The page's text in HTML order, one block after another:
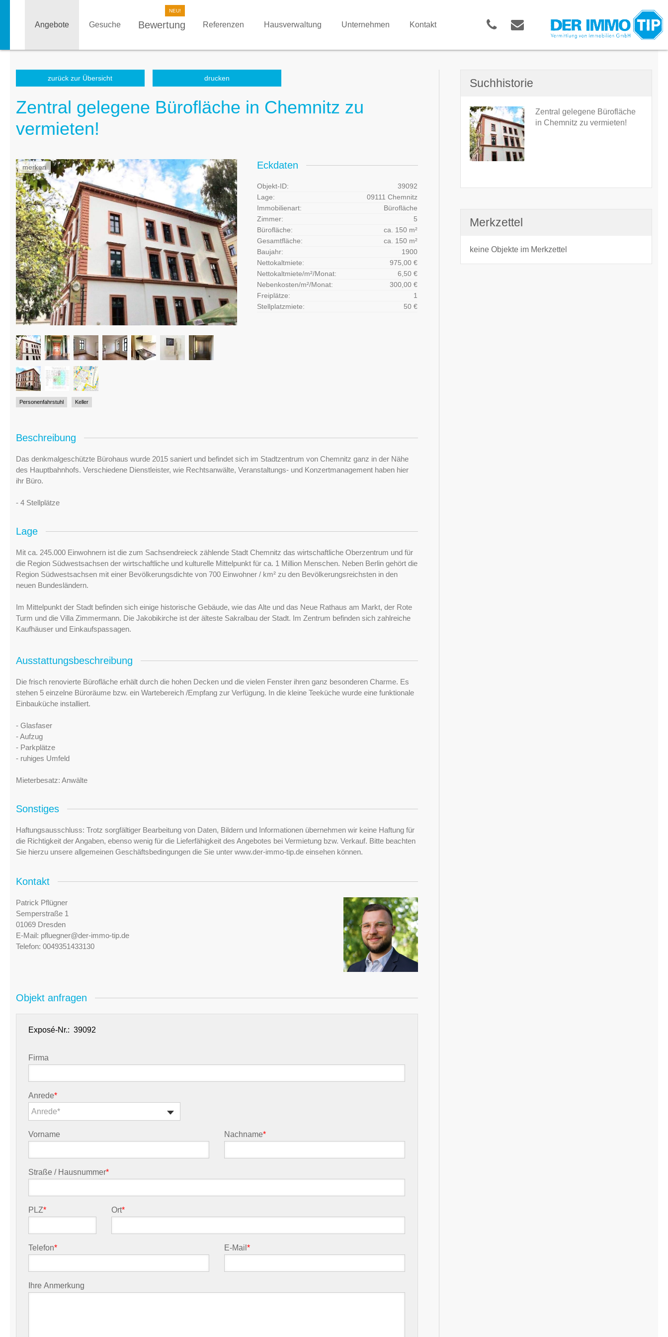
Angebote Gesuche Bewertung Referenzen Hausverwaltung Unternehmen Kontakt
zurück zur Übersicht drucken
Zentral gelegene Bürofläche in Chemnitz zu
vermieten!
merken
Personenfahrstuhl Keller
Eckdaten
Objekt-ID:
39092
Lage:
09111 Chemnitz
Immobilienart:
Bürofläche
Zimmer:
5
Bürofläche:
ca. 150 m²
Gesamtfläche:
ca. 150 m²
Baujahr:
1900
Nettokaltmiete:
975,00 €
Nettokaltmiete/m²/Monat:
6,50 €
Nebenkosten/m²/Monat:
300,00 €
Freiplätze:
1
Stellplatzmiete:
50 €
Beschreibung
Das denkmalgeschützte Bürohaus wurde 2015 saniert und befindet sich im Stadtzentrum von Chemnitz ganz in der Nähe
des Hauptbahnhofs. Verschiedene Dienstleister, wie Rechtsanwälte, Veranstaltungs- und Konzertmanagement haben hier
ihr Büro.
- 4 Stellplätze
Lage
Mit ca. 245.000 Einwohnern ist die zum Sachsendreieck zählende Stadt Chemnitz das wirtschaftliche Oberzentrum und für
die Region Südwestsachsen der wirtschaftliche und kulturelle Mittelpunkt für ca. 1 Million Menschen. Neben Berlin gehört die
Region Südwestsachsen mit einer Bevölkerungsdichte von 700 Einwohner / km² zu den Bevölkerungsreichsten in den
neuen Bundesländern.
Im Mittelpunkt der Stadt befinden sich einige historische Gebäude, wie das Alte und das Neue Rathaus am Markt, der Rote
Turm und die Villa Zimmermann. Die Jakobikirche ist der älteste Sakralbau der Stadt. Im Zentrum befinden sich zahlreiche
Kaufhäuser und Einkaufspassagen.
Ausstattungsbeschreibung
Die frisch renovierte Bürofläche erhält durch die hohen Decken und die vielen Fenster ihren ganz besonderen Charme. Es
stehen 5 einzelne Büroräume bzw. ein Wartebereich /Empfang zur Verfügung. In die kleine Teeküche wurde eine funktionale
Einbauküche installiert.
- Glasfaser
- Aufzug
- Parkplätze
- ruhiges Umfeld
Mieterbesatz: Anwälte
Sonstiges
Haftungsausschluss: Trotz sorgfältiger Bearbeitung von Daten, Bildern und Informationen übernehmen wir keine Haftung für
die Richtigkeit der Angaben, ebenso wenig für die Lieferfähigkeit des Angebotes bei Vermietung bzw. Verkauf. Bitte beachten
Sie hierzu unsere allgemeinen Geschäftsbedingungen die Sie unter www.der-immo-tip.de einsehen können.
Kontakt
Patrick Pflügner
Semperstraße 1
01069 Dresden
E-Mail: pfluegner@der-immo-tip.de
Telefon: 0049351433130
Objekt anfragen
Exposé-Nr.:
Firma
Anrede*
Anrede*
Vorname Nachname*
Straße / Hausnummer*
PLZ* Ort*
Telefon* E-Mail*
Ihre Anmerkung
Suchhistorie
Zentral gelegene Bürofläche
in Chemnitz zu vermieten!
Merkzettel
keine Objekte im Merkzettel